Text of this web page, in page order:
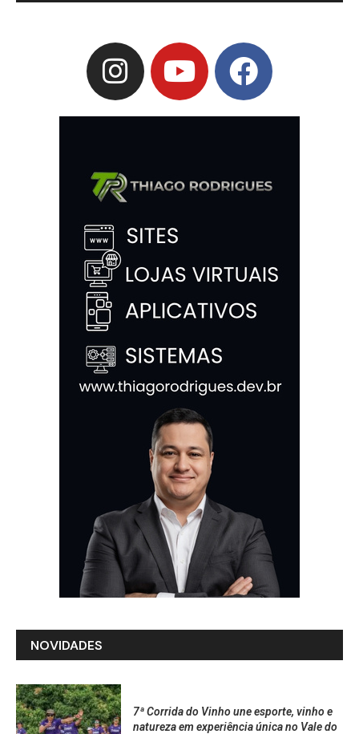
NOVIDADES
7ª Corrida do Vinho une esporte, vinho e
natureza em experiência única no Vale do